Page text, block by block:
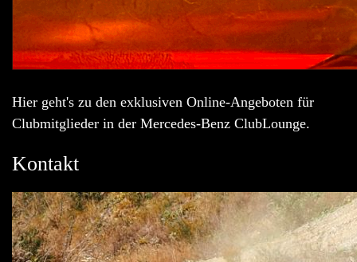
Hier geht's zu den exklusiven Online-Angeboten für
Clubmitglieder in der Mercedes-Benz ClubLounge.
Kontakt